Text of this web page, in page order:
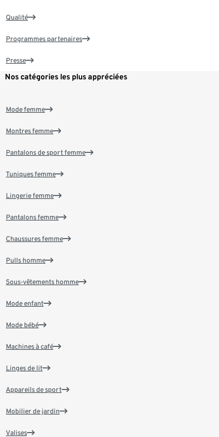
Qualité
Programmes partenaires
Presse
Nos catégories les plus appréciées
Mode femme
Montres femme
Pantalons de sport femme
Tuniques femme
Lingerie femme
Pantalons femme
Chaussures femme
Pulls homme
Sous-vêtements homme
Mode enfant
Mode bébé
Machines à café
Linges de lit
Appareils de sport
Mobilier de jardin
Valises